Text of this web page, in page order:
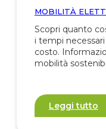
MOBILITÀ
Scopri quanto
i tempi
costo.
mobilità
Leggi tutto